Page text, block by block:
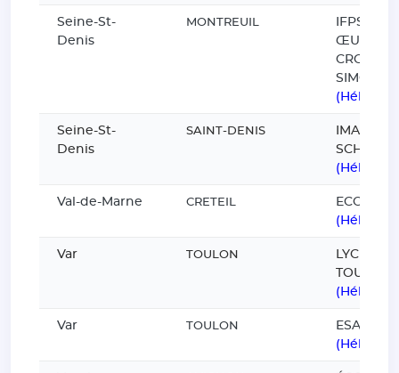
Seine-St-
Denis
MONTREUIL
IFPS
ŒUVRE
CROIX
SIMON
Seine-St-
Denis
SAINT-DENIS
IMA
SCHOOL
Val-de-Marne CRETEIL
ECOLE
Var TOULON
LYCEE LA
Var TOULON
ESAD